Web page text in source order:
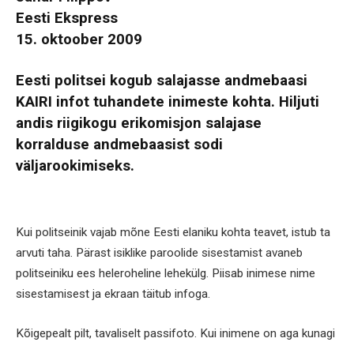
Eesti Ekspress
15. oktoober 2009
Eesti politsei kogub salajasse andmebaasi
KAIRI infot tuhandete inimeste kohta. Hiljuti
andis riigikogu erikomisjon salajase
korralduse andmebaasist sodi
väljarookimiseks.
Kui politseinik vajab mõne Eesti elaniku kohta teavet, istub ta
arvuti taha. Pärast isiklike paroolide sisestamist avaneb
politseiniku ees heleroheline lehekülg. Piisab inimese nime
sisestamisest ja ekraan täitub infoga.
Kõigepealt pilt, tavaliselt passifoto. Kui inimene on aga kunagi